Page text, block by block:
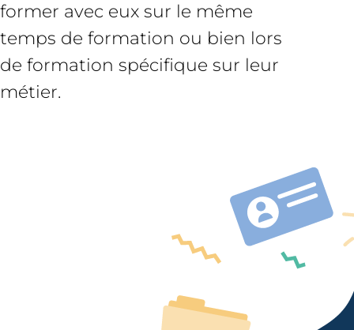
former avec eux sur le même
temps de formation ou bien lors
de formation spécifique sur leur
métier.